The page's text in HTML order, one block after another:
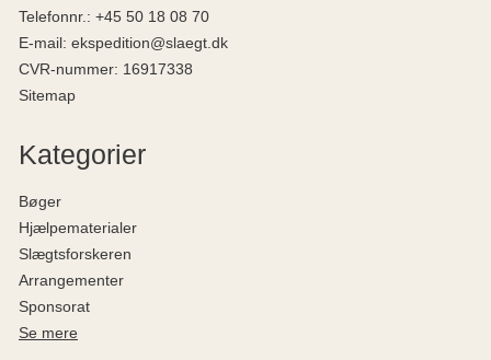
Telefonnr. : +45 50 18 08 70
E-mail: ekspedition@slaegt.dk
CVR-nummer: 16917338
Sitemap
Kategorier
Bøger
Hjælpematerialer
Slægtsforskeren
Arrangementer
Sponsorat
Se mere